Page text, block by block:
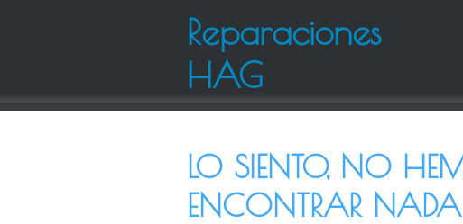
Reparaciones
HAG
LO SIENTO, NO
ENCONTRAR